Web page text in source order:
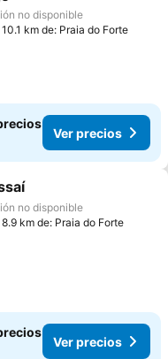
no disponible
km de: Praia do Forte
Ver precios
a favoritos
no disponible
km de: Praia do Forte
Ver precios